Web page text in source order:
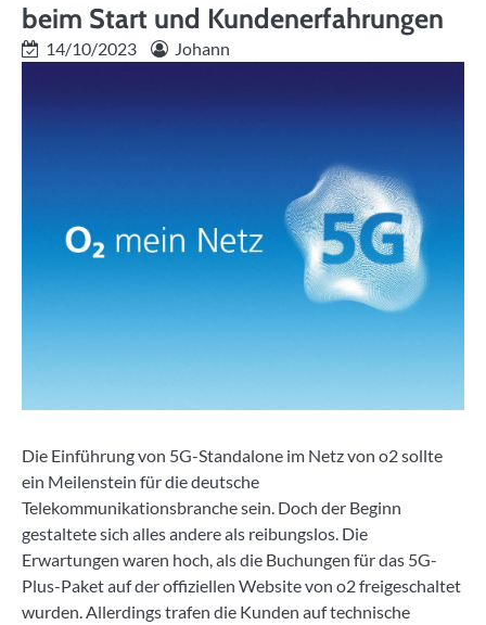
beim Start und Kundenerfahrungen
14/10/2023 Johann
Die Einführung von 5G-Standalone im Netz von o2 sollte
ein Meilenstein für die deutsche
Telekommunikationsbranche sein. Doch der Beginn
gestaltete sich alles andere als reibungslos. Die
Erwartungen waren hoch, als die Buchungen für das 5G-
Plus-Paket auf der offiziellen Website von o2 freigeschaltet
wurden. Allerdings trafen die Kunden auf technische